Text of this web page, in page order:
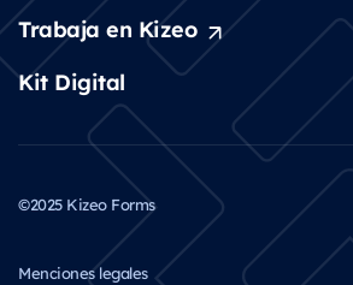
Trabaja en Kizeo
Kit Digital
©2025 Kizeo Forms
Menciones legales